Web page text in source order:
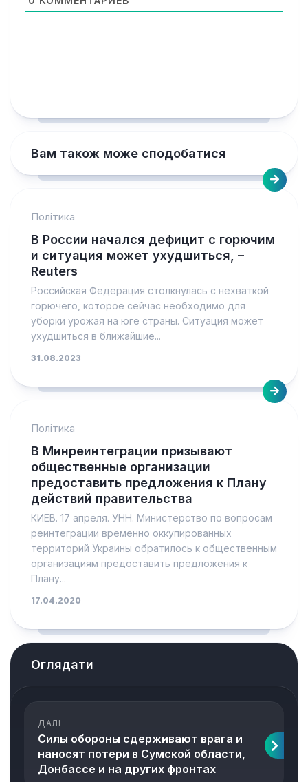
Вам також може сподобатися
Політика
В России начался дефицит с горючим
и ситуация может ухудшиться, –
Reuters
Российская Федерация столкнулась с нехваткой
горючего, которое сейчас необходимо для
уборки урожая на юге страны. Ситуация может
ухудшиться в ближайшие...
31.08.2023
Політика
В Минреинтеграции призывают
общественные организации
предоставить предложения к Плану
действий правительства
КИЕВ. 17 апреля. УНН. Министерство по вопросам
реинтеграции временно оккупированных
территорий Украины обратилось к общественным
организациям предоставить предложения к
Плану...
17.04.2020
Оглядати
ДАЛІ
Силы обороны сдерживают врага и
наносят потери в Сумской области,
Донбассе и на других фронтах